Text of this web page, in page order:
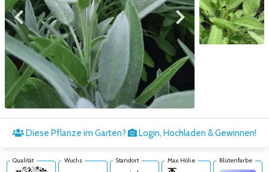
Zum vorigen Bild Zum nächsten Bild
Zum nächsten Bild
Diese Pflanze im Garten? Login, Hochladen & Gewinnen!
Qualität Wuchs Standort Max. Höhe Blütenfarbe